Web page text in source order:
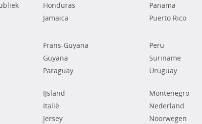
Honduras
Jamaica
Panama
Puerto Rico
Frans-Guyana
Guyana
Paraguay
Peru
Suriname
Uruguay
IJsland
Italië
Jersey
Montenegro
Nederland
Noorwegen